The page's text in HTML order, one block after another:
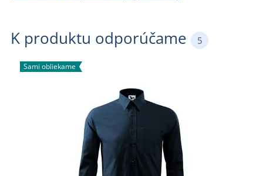
K produktu odporúčame 5
Sami obliekame